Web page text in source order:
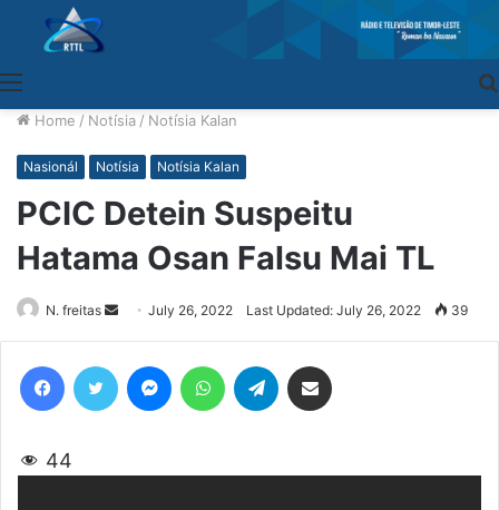
Home / Notísia / Notísia Kalan
Nasionál Notísia Notísia Kalan
PCIC Detein Suspeitu
Hatama Osan Falsu Mai TL
N. freitas
Send
an
email
July 26, 2022 Last Updated: July 26, 2022 39
44